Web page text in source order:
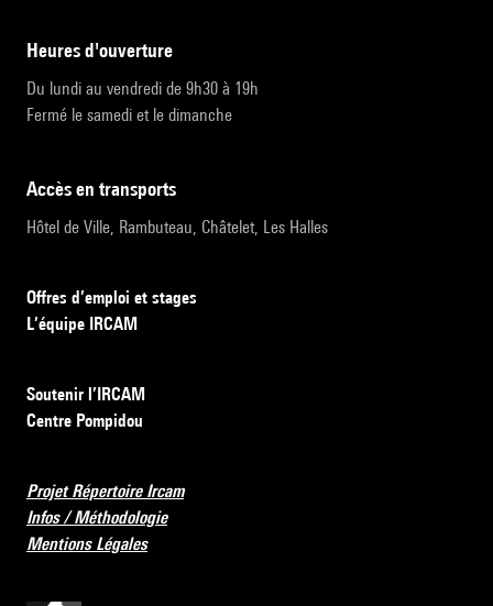
heures d'ouverture
Du lundi au vendredi de 9h30 à 19h
Fermé le samedi et le dimanche
accès en transports
Hôtel de Ville, Rambuteau, Châtelet, Les Halles
Offres d’emploi et stages
L’équipe IRCAM
Soutenir l’IRCAM
Centre Pompidou
Projet Répertoire Ircam
Infos / Méthodologie
Mentions Légales